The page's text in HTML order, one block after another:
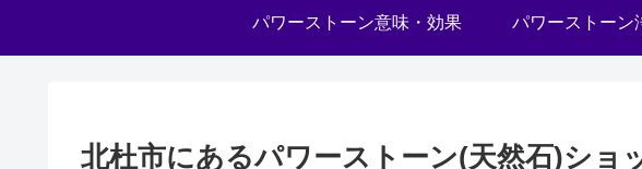
パワーストーン意味・効果 パワーストーン
北杜市にあるパワーストーン(天然石)ショ